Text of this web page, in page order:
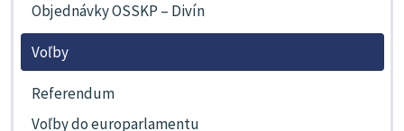
Objednávky OSSKP – Divín
Voľby
Referendum
Voľby do europarlamentu